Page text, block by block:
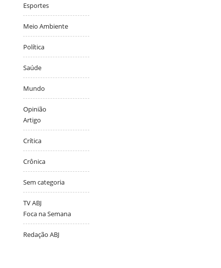
Esportes
Meio Ambiente
Política
Saúde
Mundo
Opinião
Artigo
Crítica
Crônica
Sem categoria
TV ABJ
Foca na Semana
Redação ABJ